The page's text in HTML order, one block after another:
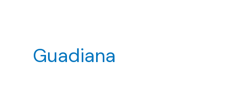
Guadiana